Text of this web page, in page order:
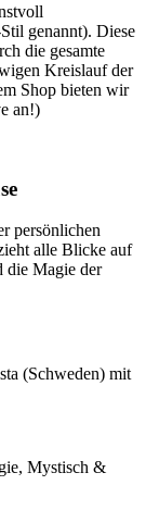
genannt). Diese
die gesamte
Kreislauf der
Shop bieten wir
an!)
persönlichen
alle Blicke auf
die Magie der
(Schweden) mit
Mystisch &